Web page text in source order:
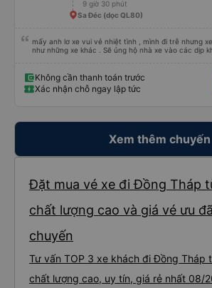
9 giờ 30 phút
Sa Đéc (dọc QL80)
mấy anh lơ xe vui vẻ nhiệt tình , mình đi trễ nhưng
như những xe khác . Sẽ ủng hộ nhà xe vào các dịp
Không cần thanh toán trước
Xác nhận chỗ ngay lập tức
Xem thêm chuyến
Đặt mua vé xe đi Đồng Tháp
chất lượng cao và giá vé ưu
chuyến
Tư vấn TOP 3 xe khách đi Đồng Tháp
chất lượng cao, uy tín, giá rẻ nhất 08/